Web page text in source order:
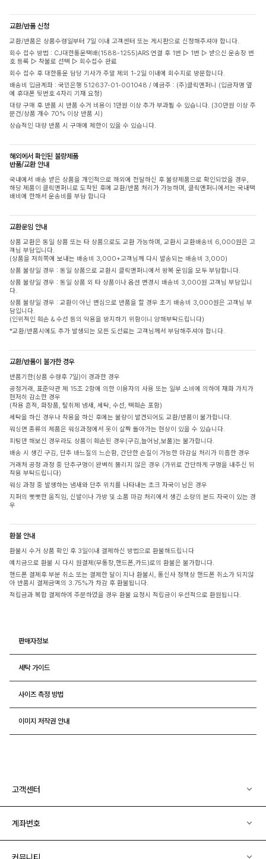
교환/반품 신청
교환/반품은 상품수령일부터 7일 이내 고객센터 또는 게시판으로 신청해주셔야 합니다.
회수 접수 방법 : CJ대한통운택배(1588-1255)ARS 연결 후 1번 ▷ 1번 ▷ 받으신 운송장 번
호 등록 ▷ 착불로 선택 ▷ 회수접수 완료
회수 접수 후 대한통운 담당 기사가 주말 제외 1-2일 이내에 회수지로 방문합니다.
배송비 입금계좌 : 국민은행 512637-01-001048 / 예금주 : (주)클릭앤퍼니 (입금자명 옆
에 휴대폰 뒷번호 4자리 기재 요청)
대량 구매 후 반품 시 반품 수거 비용이 1만원 이상 추가 부과될 수 있습니다. (30만원 이상 주
문건/상품 개수 70% 이상 반품 시)
상습적인 대량 반품 시 구매에 제한이 있을 수 있습니다.
해외에서 확인된 불량제품
반품/교환 안내
국내에서 배송 받은 상품을 개인적으로 해외에 전달하신 후 불량제품으로 확인되었을 경우,
해당 제품이 클릭앤퍼니로 도착된 후에 교환/반품 처리가 가능하며, 클릭앤퍼니에서는 국내택
배비에 한해서 운송비를 부담 합니다
교환운임 안내
상품 교환은 동일 상품 또는 타 상품으로도 교환 가능하며, 교환시 교환배송비 6,000원은 고
객님 부담입니다.
(상품을 저희쪽에 보내는 배송비 3,000+고객님께 다시 발송되는 배송비 3,000)
상품 불량일 경우 : 동일 상품으로 교환시 클릭앤퍼니에서 왕복 운임을 모두 부담합니다.
상품 불량일 경우 : 동일 상품 외 타 상품이나 옵션 변경시 배송비 3,000원 고객님 부담입니
다.
상품 불량일 경우 : 교환이 아닌 변심으로 반품을 할 경우 초기 배송비 3,000원은 고객님 부
담입니다.
(인위적인 훼손 & 수선 등의 악용을 방지하기 위함이니 양해부탁드립니다)
*교환/반품시에도 추가 발생되는 모든 도선료는 고객님께서 부담해주셔야 합니다.
교환/반품이 불가한 경우
반품기한(상품 수령후 7일)이 경과한 경우
공정거래, 표준약관 제 15조 2항에 의한 이용자의 사용 또는 일부 소비에 의하여 재화 가치가
현저히 감소한 경우
(착용 흔적, 화장품, 탈취제 냄새, 세탁, 수선, 택훼손 포함)
세탁을 하신 경우나 착용을 하신 후에는 불량이 발견되어도 교환/반품이 불가합니다.
워싱면 종류의 제품은 워싱과정에서 옷이 살짝 돌아가는 현상이 있을 수 있습니다.
피팅만 해보신 경우라도 상품이 훼손된 경우(구김,늘어남,보풀)는 불가합니다.
배송 시 생긴 구김, 단추 바느질의 느슨함, 간단한 손질이 가능한 마감실 처리가 미흡한 경우
거래처 공정 과정 중 단추구멍이 완벽히 뚫리지 않은 경우 (가위로 간단하게 구멍을 내주신 뒤
착용 부탁드립니다)
워싱 과정 중 발생하는 냄새와 단추 위치를 나타내는 초크 자국이 남은 경우
지퍼의 뻣뻣한 움직임, 신발이나 가방 및 소품 마감 처리에서 생긴 소량의 본드 자국이 있는 경
우
환불 안내
환불시 수거 상품 확인 후 3일이내 결제하신 방법으로 환불해드립니다
예치금으로 환불 시 다시 원결제(무통장,핸드폰,카드)로의 환불은 불가합니다.
핸드폰 결제후 부분 취소 또는 결제한 달이 지나 환불시, 통신사 정책상 핸드폰 취소가 되지않
아 반품시 결제금액의 3.75%가 차감 후 환불됩니다.
적립금과 복합 결제하여 주문하였을 경우 환불 요청시 적립금이 우선적으로 환원됩니다.
판매자정보
세탁 가이드
사이즈 측정 방법
이미지 저작권 안내
고객센터
계좌번호
커뮤니티